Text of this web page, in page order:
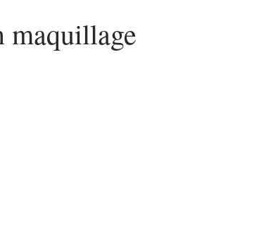
maquillage